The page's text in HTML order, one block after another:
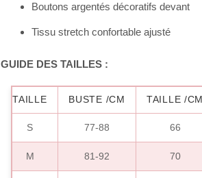
Boutons argentés décoratifs devant
Tissu stretch confortable ajusté
GUIDE DES TAILLES :
TAILLE BUSTE /CM TAILLE /CM
S 77-88 66
M 81-92 70